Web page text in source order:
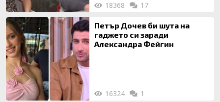
18368 17
Петър Дочев би шута на
гаджето си заради
Александра Фейгин
16324 1